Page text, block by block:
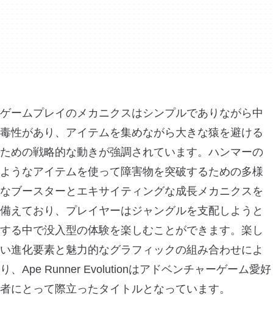
ゲームプレイのメカニクスはシンプルでありながら中
毒性があり、アイテムを集めながら大きな猿を避ける
ための戦略的な動きが強調されています。ハンマーの
ようなアイテムを使って障害物を突破するための多様
なブースターとエキサイティングな成長メカニクスを
備えており、プレイヤーはジャングルを支配しようと
する中で没入型の体験を楽しむことができます。楽し
い進化要素と魅力的なグラフィックの組み合わせによ
り、Ape Runner Evolutionはアドベンチャーゲーム愛好
者にとって際立ったタイトルとなっています。